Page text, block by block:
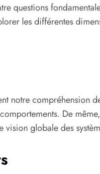
questions
les différentes
notre compréhension
De
globale des